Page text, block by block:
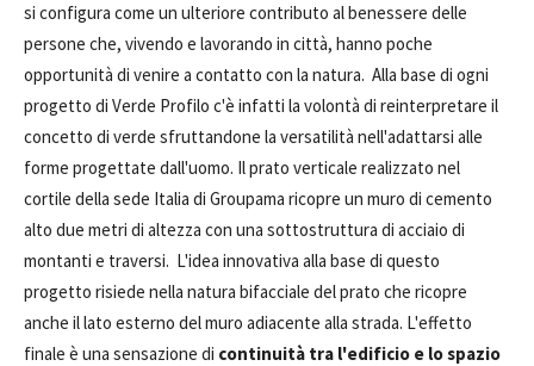
si configura come un ulteriore contributo al benessere delle
persone che, vivendo e lavorando in città, hanno poche
opportunità di venire a contatto con la natura. Alla base di ogni
progetto di Verde Profilo c'è infatti la volontà di reinterpretare il
concetto di verde sfruttandone la versatilità nell'adattarsi alle
forme progettate dall'uomo. Il prato verticale realizzato nel
cortile della sede Italia di Groupama ricopre un muro di cemento
alto due metri di altezza con una sottostruttura di acciaio di
montanti e traversi. L'idea innovativa alla base di questo
progetto risiede nella natura bifacciale del prato che ricopre
anche il lato esterno del muro adiacente alla strada. L'effetto
finale è una sensazione di continuità tra l'edificio e lo spazio